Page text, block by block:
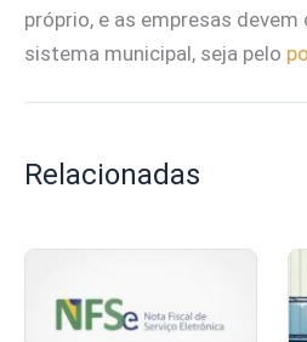
próprio, e as empresas
sistema municipal, seja pelo
Relacionadas